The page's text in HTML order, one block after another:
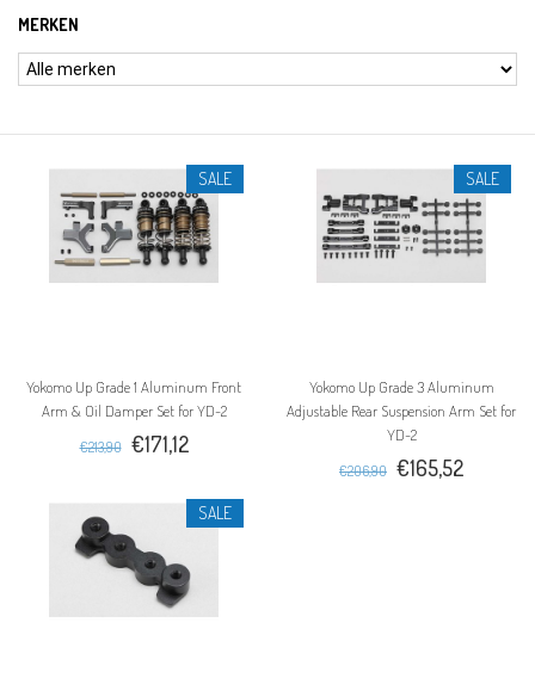
MERKEN
SALE
Yokomo Up Grade 1 Aluminum Front
Arm & Oil Damper Set for YD-2
€213,90 €171,12
SALE
Yokomo Up Grade 3 Aluminum
Adjustable Rear Suspension Arm Set for
YD-2
€206,90 €165,52
SALE